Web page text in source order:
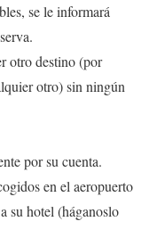
se le informará
otro destino (por
otro) sin ningún
por su cuenta.
en el aeropuerto
su hotel (háganoslo